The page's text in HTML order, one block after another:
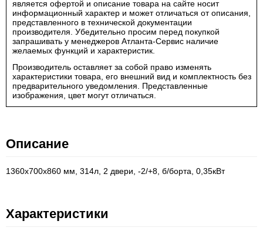
является офертой и описание товара на сайте носит
информационный характер и может отличаться от описания,
представленного в технической документации
производителя. Убедительно просим перед покупкой
запрашивать у менеджеров Атланта-Сервис наличие
желаемых функций и характеристик.
Производитель оставляет за собой право изменять
характеристики товара, его внешний вид и комплектность без
предварительного уведомления. Представленные
изображения, цвет могут отличаться.
Описание
1360х700х860 мм, 314л, 2 двери, -2/+8, б/борта, 0,35кВт
Характеристики